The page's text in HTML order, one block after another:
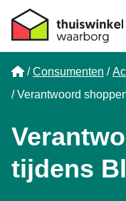
Home
Consumenten
Verantwoord
tijdens